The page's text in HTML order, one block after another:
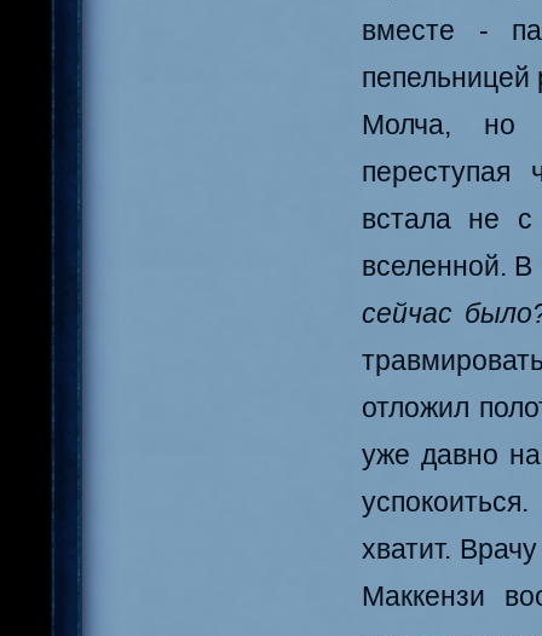
вместе -
пепельницей
Молча, но
переступая
встала не
вселенной. В
сейчас
отложил
уже давно
хватит.
Маккензи